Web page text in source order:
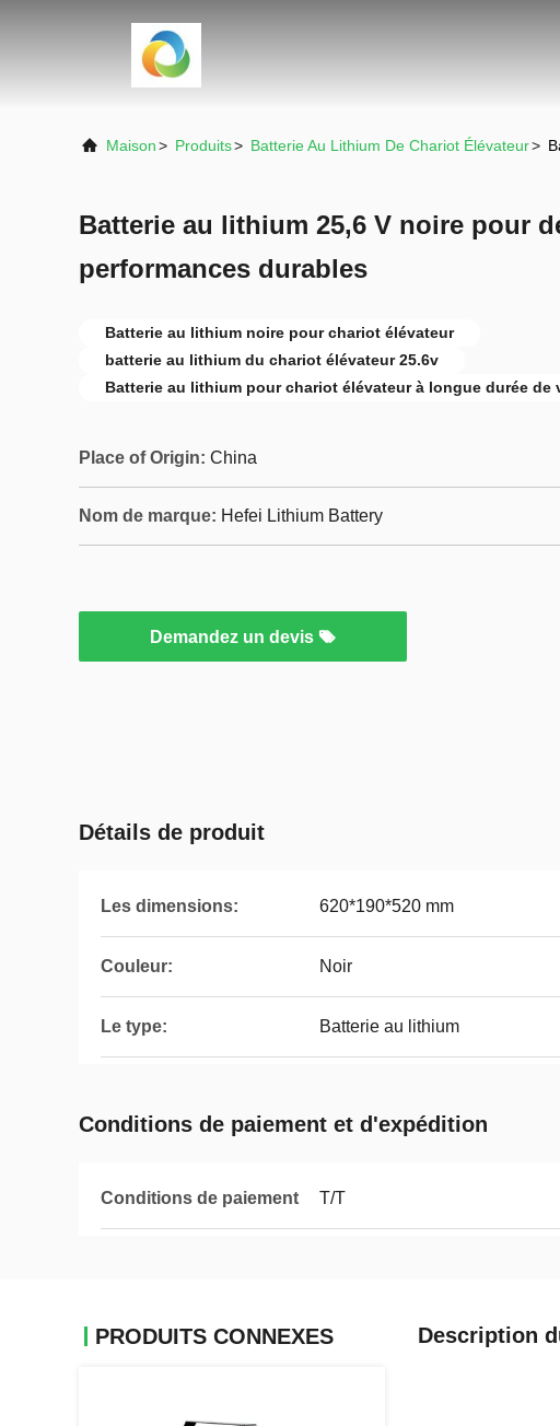
Maison> Produits> Batterie Au Lithium De Chariot Élévateur>
Batterie au lithium 25,6 V noire pour
performances durables
Batterie au lithium noire pour chariot élévateur
batterie au lithium du chariot élévateur 25.6v
Batterie au lithium pour chariot élévateur à longue durée de
Place of Origin: China
Nom de marque: Hefei Lithium Battery
Demandez un devis
Détails de produit
Les dimensions: 620*190*520 mm
Couleur: Noir
Le type: Batterie au lithium
Conditions de paiement et d'expédition
Conditions de paiement T/T
PRODUITS CONNEXES Description